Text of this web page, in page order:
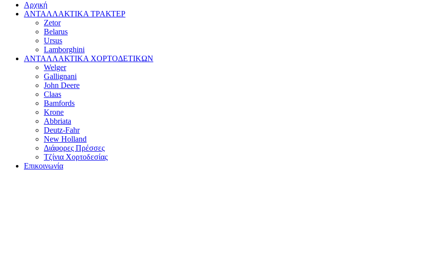
Αρχική
ΑΝΤΑΛΛΑΚΤΙΚΑ ΤΡΑΚΤΕΡ
Zetor
Belarus
Ursus
Lamborghini
ΑΝΤΑΛΛΑΚΤΙΚΑ ΧΟΡΤΟΔΕΤΙΚΩΝ
Welger
Gallignani
John Deere
Claas
Bamfords
Krone
Abbriata
Deutz-Fahr
New Holland
Διάφορες Πρέσσες
Τζίνια Χορτοδεσίας
Επικοινωνία